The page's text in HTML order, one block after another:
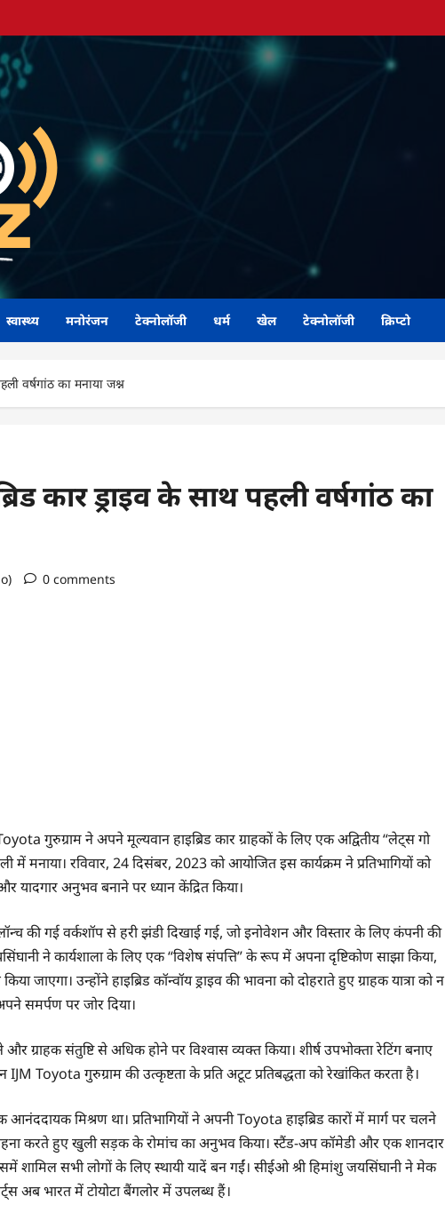
स्वास्थ्य मनोरंजन टेक्नोलॉजी धर्म खेल टेक्नोलॉजी क्रिप्टो
वर्षगांठ का मनाया जश्न
कार ड्राइव के साथ पहली वर्षगांठ का
0 comments
गुरुग्राम ने अपने मूल्यवान हाइब्रिड कार ग्राहकों के लिए एक अद्वितीय “लेट्स गो
में मनाया। रविवार, 24 दिसंबर, 2023 को आयोजित इस कार्यक्रम ने प्रतिभागियों को
यादगार अनुभव बनाने पर ध्यान केंद्रित किया।
की गई वर्कशॉप से हरी झंडी दिखाई गई, जो इनोवेशन और विस्तार के लिए कंपनी की
ने कार्यशाला के लिए एक “विशेष संपत्ति” के रूप में अपना दृष्टिकोण साझा किया,
उन्होंने हाइब्रिड कॉन्वॉय ड्राइव की भावना को दोहराते हुए ग्राहक यात्रा को न
समर्पण पर जोर दिया।
ग्राहक संतुष्टि से अधिक होने पर विश्वास व्यक्त किया। शीर्ष उपभोक्ता रेटिंग बनाए
Toyota गुरुग्राम की उत्कृष्टता के प्रति अटूट प्रतिबद्धता को रेखांकित करता है।
मिश्रण था। प्रतिभागियों ने अपनी Toyota हाइब्रिड कारों में मार्ग पर चलने
सराहना करते हुए खुली सड़क के रोमांच का अनुभव किया। स्टैंड-अप कॉमेडी और एक शानदार
शामिल सभी लोगों के लिए स्थायी यादें बन गईं। सीईओ श्री हिमांशु जयसिंघानी ने मेक
अब भारत में टोयोटा बैंगलोर में उपलब्ध हैं।